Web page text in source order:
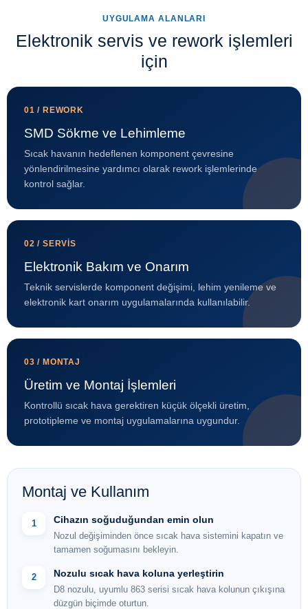
UYGULAMA ALANLARI
Elektronik servis ve rework işlemleri
için
01 / REWORK
SMD Sökme ve Lehimleme
Sıcak havanın hedeflenen komponent çevresine
yönlendirilmesine yardımcı olarak rework işlemlerinde
kontrol sağlar.
02 / SERVİS
Elektronik Bakım ve Onarım
Teknik servislerde komponent değişimi, lehim yenileme ve
elektronik kart onarım uygulamalarında kullanılabilir.
03 / MONTAJ
Üretim ve Montaj İşlemleri
Kontrollü sıcak hava gerektiren küçük ölçekli üretim,
prototipleme ve montaj uygulamalarına uygundur.
Montaj ve Kullanım
1 Cihazın soğuduğundan emin olun
Nozul değişiminden önce sıcak hava sistemini kapatın ve
tamamen soğumasını bekleyin.
2 Nozulu sıcak hava koluna yerleştirin
D8 nozulu, uyumlu 863 serisi sıcak hava kolunun çıkışına
düzgün biçimde oturtun.